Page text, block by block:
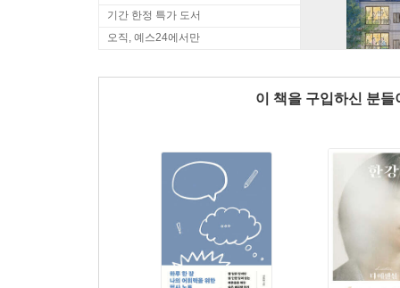
기간 한정 특가 도서
오직, 예스24에서만
이 책을 구입하신 분